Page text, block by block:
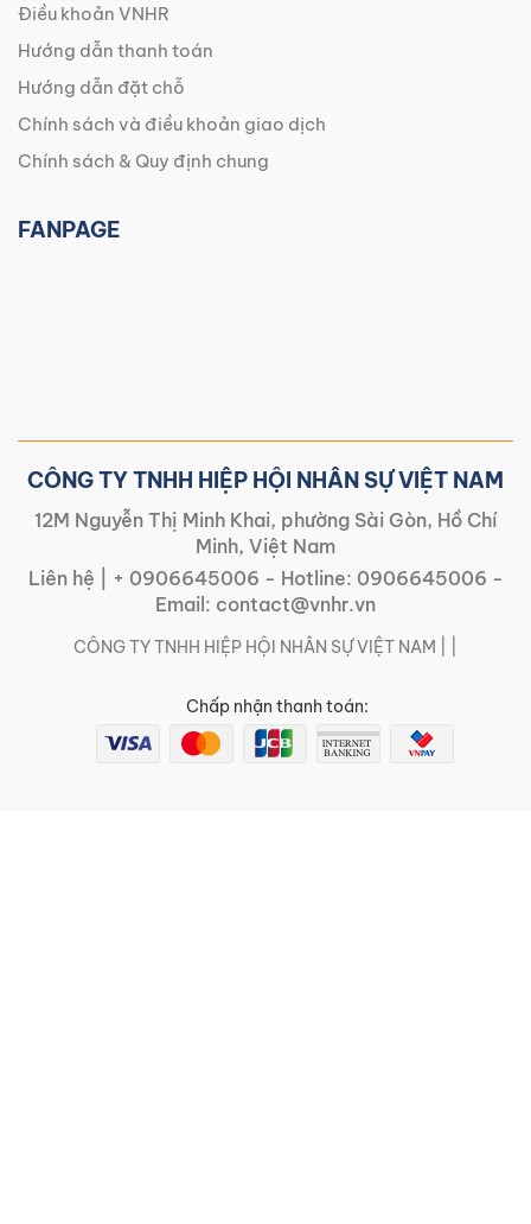
Điều khoản VNHR
Hướng dẫn thanh toán
Hướng dẫn đặt chỗ
Chính sách và điều khoản giao dịch
Chính sách & Quy định chung
FANPAGE
CÔNG TY TNHH HIỆP HỘI NHÂN SỰ VIỆT NAM
12M Nguyễn Thị Minh Khai, phường Sài Gòn, Hồ Chí
Minh, Việt Nam
Liên hệ |
+ 0906645006 - Hotline: 0906645006 -
Email: contact@vnhr.vn
CÔNG TY TNHH HIỆP HỘI NHÂN SỰ VIỆT NAM | |
Chấp nhận thanh toán: